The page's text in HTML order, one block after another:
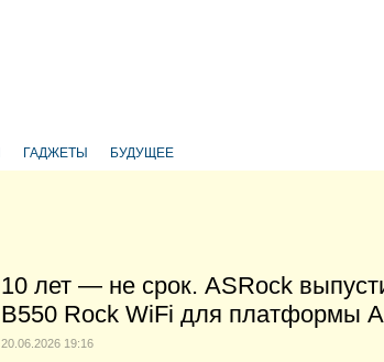
ГАДЖЕТЫ БУДУЩЕЕ
10 лет — не срок. ASRock
B550 Rock WiFi для платформы
20.06.2026 19:16